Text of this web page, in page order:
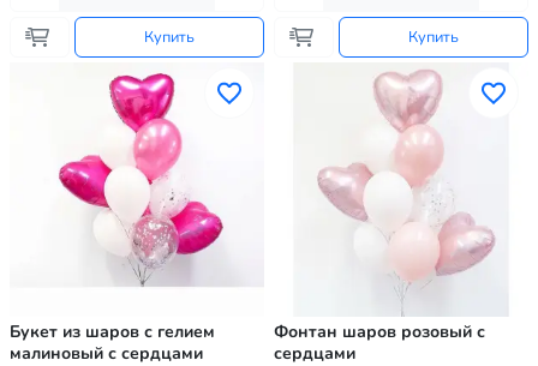
Купить Купить
Букет из шаров с гелием
малиновый с сердцами
Фонтан шаров розовый с
сердцами